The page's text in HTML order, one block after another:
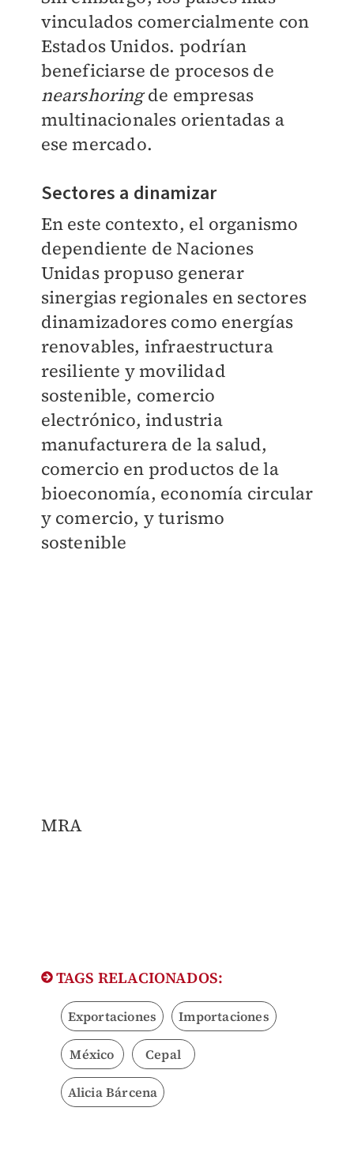
vinculados comercialmente con
Estados Unidos. podrían
beneficiarse de procesos de
nearshoringde empresas
multinacionales orientadas a
esemercado.
Sectores a dinamizar
En este contexto, el organismo
dependiente de Naciones
Unidas propuso generar
sinergias regionales en sectores
dinamizadores como energías
renovables, infraestructura
resiliente y movilidad
sostenible, comercio
electrónico, industria
manufacturera de la salud,
comercio en productos de la
bioeconomía, economía circular
y comercio, y turismo
sostenible
MRA
TAGS RELACIONADOS:
Exportaciones Importaciones
México Cepal
Alicia Bárcena